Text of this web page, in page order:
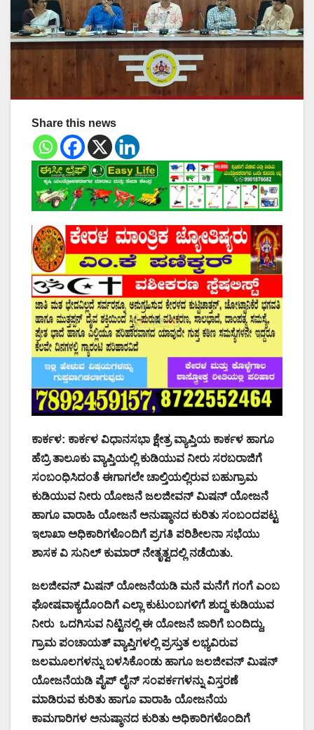
Share this news
ಕಾರ್ಕಳ: ಕಾರ್ಕಳ ವಿಧಾನಸಭಾ ಕ್ಷೇತ್ರ ವ್ಯಾಪ್ತಿಯ ಕಾರ್ಕಳ ಹಾಗೂ
ಹೆಬ್ರಿ ತಾಲೂಕು ವ್ಯಾಪ್ತಿಯಲ್ಲಿ ಕುಡಿಯುವ ನೀರು ಸರಬರಾಜಿಗೆ
ಸಂಬಂಧಿಸಿದಂತೆ ಈಗಾಗಲೇ ಚಾಲ್ತಿಯಲ್ಲಿರುವ ಬಹುಗ್ರಾಮ
ಕುಡಿಯುವ ನೀರು ಯೋಜನೆ ಜಲಜೀವನ್‌ ಮಿಷನ್‌ ಯೋಜನೆ
ಹಾಗೂ ವಾರಾಹಿ ಯೋಜನೆ ಅನುಷ್ಠಾನದ ಕುರಿತು ಸಂಬಂದಪಟ್ಟ
ಇಲಾಖಾ ಅಧಿಕಾರಿಗಳೊಂದಿಗೆ ಪ್ರಗತಿ ಪರಿಶೀಲನಾ ಸಭೆಯು
ಶಾಸಕ ವಿ ಸುನಿಲ್ ಕುಮಾರ್ ನೇತೃತ್ವದಲ್ಲಿ ನಡೆಯಿತು.
ಜಲಜೀವನ್‌ ಮಿಷನ್‌ ಯೋಜನೆಯಡಿ ಮನೆ ಮನೆಗೆ ಗಂಗೆ ಎಂಬ
ಘೋಷವಾಕ್ಯದೊಂದಿಗೆ ಎಲ್ಲಾ ಕುಟುಂಬಗಳಿಗೆ ಶುದ್ದ ಕುಡಿಯುವ
ನೀರು ಒದಗಿಸುವ ನಿಟ್ಟಿನಲ್ಲಿ ಈ ಯೋಜನೆ ಜಾರಿಗೆ ಬಂದಿದ್ದು,
ಗ್ರಾಮ ಪಂಚಾಯತ್‌ ವ್ಯಾಪ್ತಿಗಳಲ್ಲಿ ಪ್ರಸ್ತುತ ಲಭ್ಯವಿರುವ
ಜಲಮೂಲಗಳನ್ನು ಬಳಸಿಕೊಂಡು ಹಾಗೂ ಜಲಜೀವನ್‌ ಮಿಷನ್‌
ಯೋಜನೆಯಡಿ ಪೈಪ್‌ ಲೈನ್‌ ಸಂಪರ್ಕಗಳನ್ನು ವಿಸ್ತರಣೆ
ಮಾಡಿರುವ ಕುರಿತು ಹಾಗೂ ವಾರಾಹಿ ಯೋಜನೆಯ
ಕಾಮಗಾರಿಗಳ ಅನುಷ್ಠಾನದ ಕುರಿತು ಅಧಿಕಾರಿಗಳೊಂದಿಗೆ